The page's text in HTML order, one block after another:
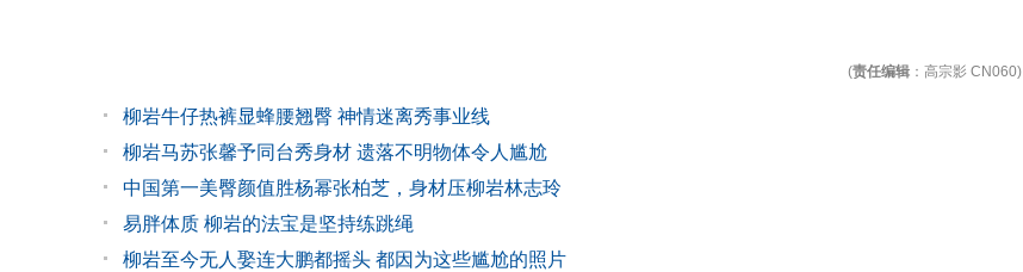
(责任编辑 ：高宗影 CN060)
柳岩牛仔热裤显蜂腰翘臀 神情迷离秀事业线
柳岩马苏张馨予同台秀身材 遗落不明物体令人尴尬
中国第一美臀颜值胜杨幂张柏芝，身材压柳岩林志玲
易胖体质 柳岩的法宝是坚持练跳绳
柳岩至今无人娶连大鹏都摇头 都因为这些尴尬的照片